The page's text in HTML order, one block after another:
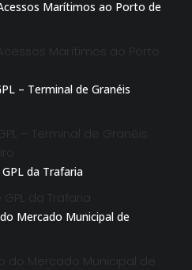
Marítimos ao Porto
– Terminal de Granéis
da Trafaria
Mercado Municipal de